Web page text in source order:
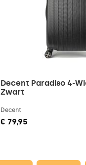
Decent Paradiso 4-
Zwart
Decent
€ 79,95